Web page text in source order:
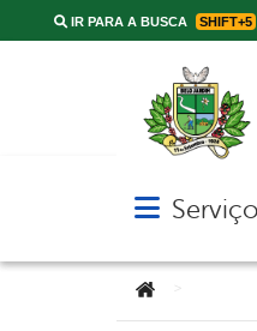
IR PARA A BUSCA SHIFT+5
Abrir menu
Você está aqui: